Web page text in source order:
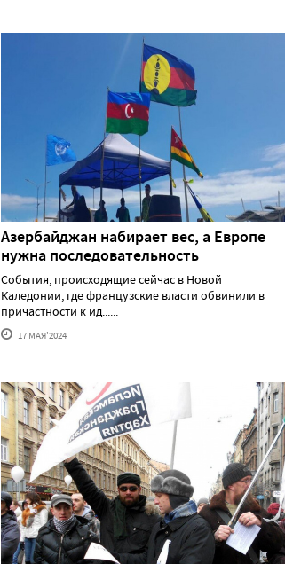
Азербайджан набирает вес, а Европе
нужна последовательность
События, происходящие сейчас в Новой
Каледонии, где французские власти обвинили в
причастности к ид......
17 МАЯ'2024